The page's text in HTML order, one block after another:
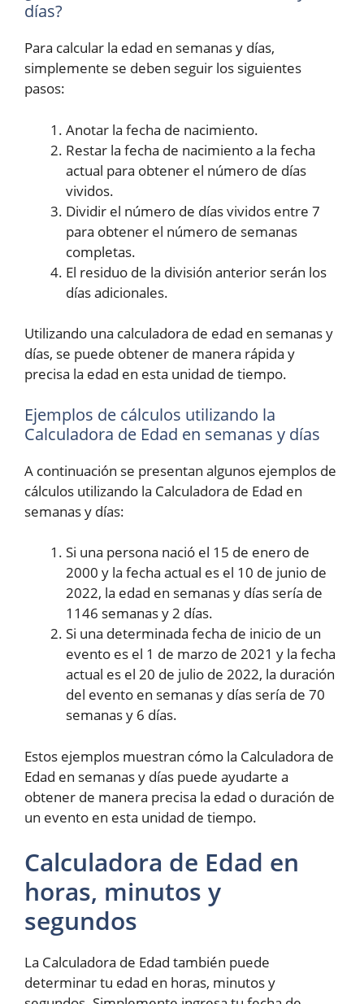
días?
Para calcular la edad en semanas y días,
simplemente se deben seguir los siguientes
pasos:
Anotar la fecha de nacimiento.
Restar la fecha de nacimiento a la fecha
actual para obtener el número de días
vividos.
Dividir el número de días vividos entre 7
para obtener el número de semanas
completas.
El residuo de la división anterior serán los
días adicionales.
Utilizando una calculadora de edad en semanas y
días, se puede obtener de manera rápida y
precisa la edad en esta unidad de tiempo.
Ejemplos de cálculos utilizando la
Calculadora de Edad en semanas y días
A continuación se presentan algunos ejemplos de
cálculos utilizando la Calculadora de Edad en
semanas y días:
Si una persona nació el 15 de enero de
2000 y la fecha actual es el 10 de junio de
2022, la edad en semanas y días sería de
1146 semanas y 2 días.
Si una determinada fecha de inicio de un
evento es el 1 de marzo de 2021 y la fecha
actual es el 20 de julio de 2022, la duración
del evento en semanas y días sería de 70
semanas y 6 días.
Estos ejemplos muestran cómo la Calculadora de
Edad en semanas y días puede ayudarte a
obtener de manera precisa la edad o duración de
un evento en esta unidad de tiempo.
Calculadora de Edad en
horas, minutos y
segundos
La Calculadora de Edad también puede
determinar tu edad en horas, minutos y